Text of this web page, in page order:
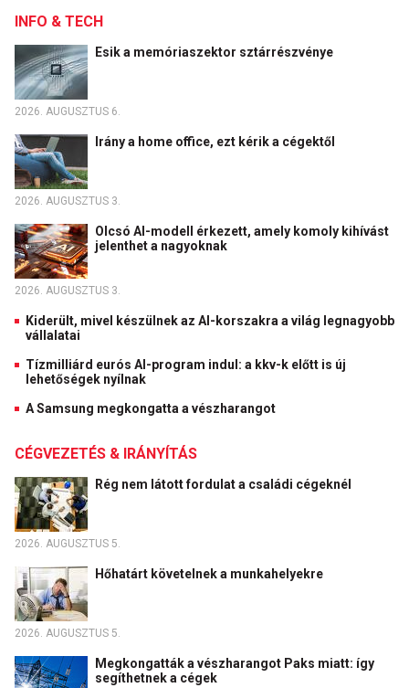
INFO & TECH
Esik a memóriaszektor sztárrészvénye
2026. AUGUSZTUS 6.
Irány a home office, ezt kérik a cégektől
2026. AUGUSZTUS 3.
Olcsó AI-modell érkezett, amely komoly kihívást
jelenthet a nagyoknak
2026. AUGUSZTUS 3.
Kiderült, mivel készülnek az AI-korszakra a világ legnagyobb
vállalatai
Tízmilliárd eurós AI-program indul: a kkv-k előtt is új
lehetőségek nyílnak
A Samsung megkongatta a vészharangot
CÉGVEZETÉS & IRÁNYÍTÁS
Rég nem látott fordulat a családi cégeknél
2026. AUGUSZTUS 5.
Hőhatárt követelnek a munkahelyekre
2026. AUGUSZTUS 5.
Megkongatták a vészharangot Paks miatt: így
segíthetnek a cégek